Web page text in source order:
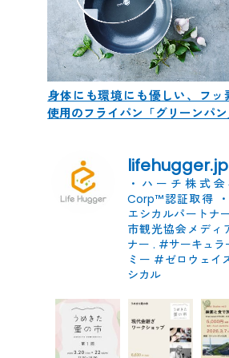
身体にも環境にも優しい、フッ
使用のフライパン「グリーンパン
lifehugger.jp
・ハーチ株式会
Corp™認証取得
エシカルパートナ
市観光協会メディ
ナー . #サーキュラ
ミー #ゼロウェイ
シカル